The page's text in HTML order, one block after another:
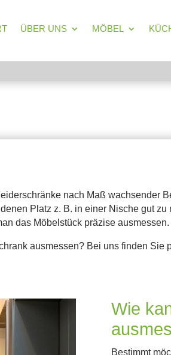
ÜBER UNS MÖBEL
nach Maß wachsender
Platz z. B. in einer Nische gut
das Möbelstück präzise ausmessen.
ausmessen? Bei uns finden
Wie
Bestimmt